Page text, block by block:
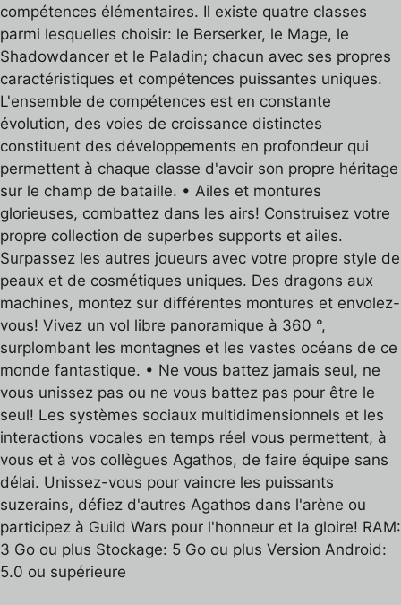
compétences élémentaires. Il existe quatre classes
parmi lesquelles choisir: le Berserker, le Mage, le
Shadowdancer et le Paladin; chacun avec ses propres
caractéristiques et compétences puissantes uniques.
L'ensemble de compétences est en constante
évolution, des voies de croissance distinctes
constituent des développements en profondeur qui
permettent à chaque classe d'avoir son propre héritage
sur le champ de bataille. • Ailes et montures
glorieuses, combattez dans les airs! Construisez votre
propre collection de superbes supports et ailes.
Surpassez les autres joueurs avec votre propre style de
peaux et de cosmétiques uniques. Des dragons aux
machines, montez sur différentes montures et envolez-
vous! Vivez un vol libre panoramique à 360 °,
surplombant les montagnes et les vastes océans de ce
monde fantastique. • Ne vous battez jamais seul, ne
vous unissez pas ou ne vous battez pas pour être le
seul! Les systèmes sociaux multidimensionnels et les
interactions vocales en temps réel vous permettent, à
vous et à vos collègues Agathos, de faire équipe sans
délai. Unissez-vous pour vaincre les puissants
suzerains, défiez d'autres Agathos dans l'arène ou
participez à Guild Wars pour l'honneur et la gloire! RAM:
3 Go ou plus Stockage: 5 Go ou plus Version Android:
5.0 ou supérieure